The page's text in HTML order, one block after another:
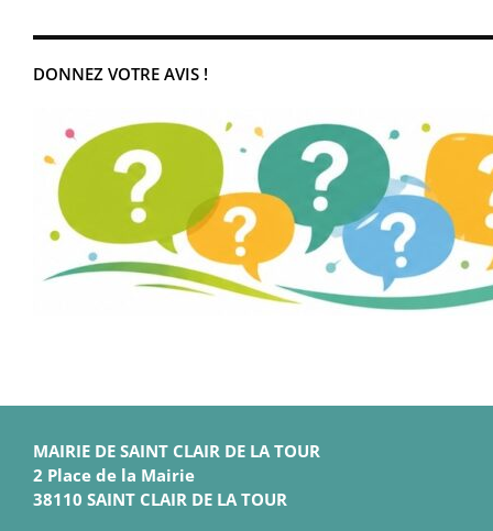
DONNEZ VOTRE AVIS !
MAIRIE DE SAINT CLAIR DE LA TOUR
2 Place de la Mairie
38110 SAINT CLAIR DE LA TOUR